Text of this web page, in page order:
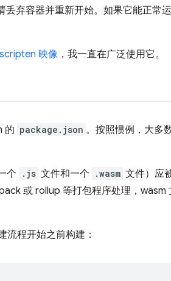
弃容器并重新开始。如果它能正常
映像 ，我一直在广泛使用它。
的 package.json 。按照惯例，大多
个 .js 文件和一个 .wasm 文件）应
或 rollup 等打包程序处理，wasm
流程开始之前构建：